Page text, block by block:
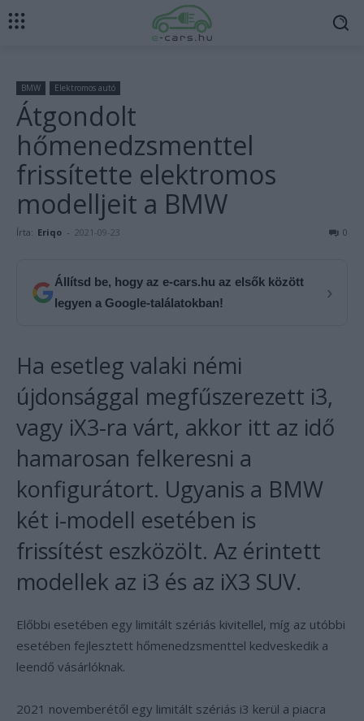
BMW Elektromos autó
Átgondolt
hőmenedzsmenttel
frissítette elektromos
modelljeit a BMW
Írta: Eriqo - 2021-09-23 0
Állítsd be, hogy az e-cars.hu az elsők között
legyen a Google-találatokban!
›
Ha esetleg valaki némi
újdonsággal megfűszerezett i3,
vagy iX3-ra várt, akkor itt az idő
hamarosan felkeresni a
konfigurátort. Ugyanis a BMW
két i-modell esetében is
frissítést eszközölt. Az érintett
modellek az i3 és az iX3 SUV.
Előbbi esetében egy limitált szériás kivitellel, míg az utóbbi
esetében fejlesztett hőmenedzsmenttel kedveskedik a
leendő vásárlóknak.
2021 novemberétől egy limitált szériás i3 kerül a piacra